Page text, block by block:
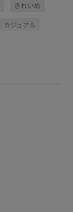
きれいめ
カジュアル